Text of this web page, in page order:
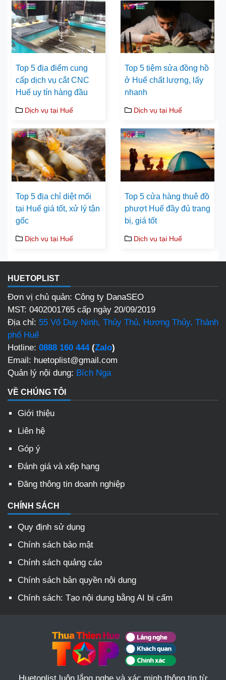
Top 5 địa điểm cung
cấp dịch vụ cắt CNC
Huế uy tín hàng đầu
Dịch vụ tại Huế
Top 5 tiệm sửa đồng hồ
ở Huế chất lượng, lấy
nhanh
Dịch vụ tại Huế
Top 5 địa chỉ diệt mối
tại Huế giá tốt, xử lý tận
gốc
Dịch vụ tại Huế
Top 5 cửa hàng thuê đồ
phượt Huế đầy đủ trang
bị, giá tốt
Dịch vụ tại Huế
HUETOPLIST
Đơn vị chủ quản: Công ty DanaSEO
MST: 0402001765 cấp ngày 20/09/2019
Địa chỉ: 55 Võ Duy Ninh, Thủy Thủ, Hương Thủy, Thành
phố Huế
Hotline: 0888 160 444(Zalo)
Email: huetoplist@gmail.com
Quản lý nội dung: Bích Nga
VỀ CHÚNG TÔI
Giới thiệu
Liên hệ
Góp ý
Đánh giá và xếp hạng
Đăng thông tin doanh nghiệp
CHÍNH SÁCH
Quy định sử dụng
Chính sách bảo mật
Chính sách quảng cáo
Chính sách bản quyền nội dung
Chính sách: Tạo nội dung bằng AI bị cấm